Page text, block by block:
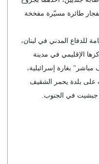
طائرة مسيّرة مفخخة
للدفاع المدني في لبنان،
الإقليمي في مدينة
مباشر" بغارة إسرائيلية،
على بلدة يحمر الشقيف
في الجنوب.